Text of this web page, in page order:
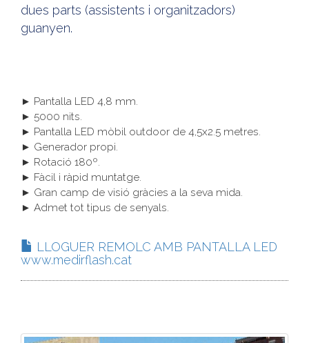
dues parts (assistents i organitzadors)
guanyen.
► Pantalla LED 4,8 mm.
► 5000 nits.
► Pantalla LED mòbil outdoor de 4,5x2.5 metres.
► Generador propi.
► Rotació 180º.
► Fàcil i ràpid muntatge.
► Gran camp de visió gràcies a la seva mida.
► Admet tot tipus de senyals.
LLOGUER REMOLC AMB PANTALLA LED
www.medirflash.cat